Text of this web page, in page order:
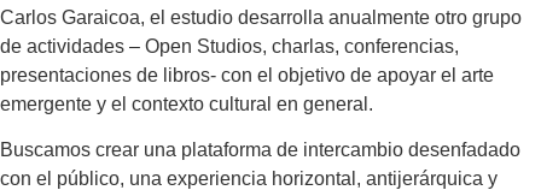
Carlos Garaicoa, el estudio desarrolla anualmente otro grupo
de actividades – Open Studios, charlas, conferencias,
presentaciones de libros- con el objetivo de apoyar el arte
emergente y el contexto cultural en general.
Buscamos crear una plataforma de intercambio desenfadado
con el público, una experiencia horizontal, antijerárquica y